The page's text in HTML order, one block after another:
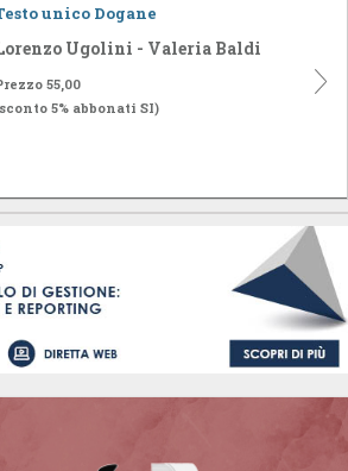
unico Dogane
Ugolini - Valeria Baldi
55,00
5% abbonati SI)